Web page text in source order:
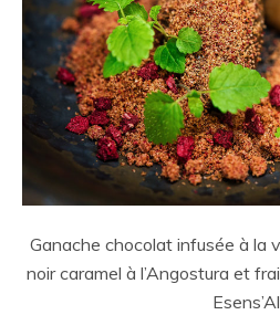
Ganache chocolat infusée à la
noir caramel à l’Angostura et